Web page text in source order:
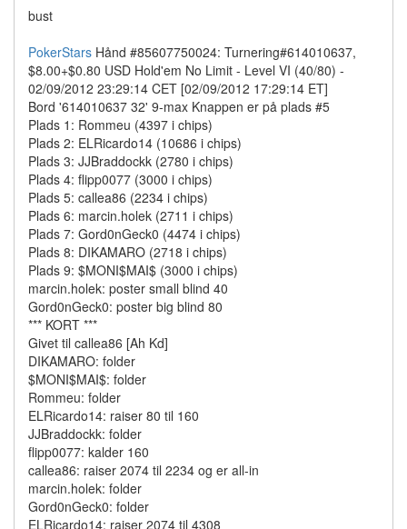
bust
PokerStars Hånd #85607750024: Turnering#614010637,
$8.00+$0.80 USD Hold'em No Limit - Level VI (40/80) -
02/09/2012 23:29:14 CET [02/09/2012 17:29:14 ET]
Bord '614010637 32' 9-max Knappen er på plads #5
Plads 1: Rommeu (4397 i chips)
Plads 2: ELRicardo14 (10686 i chips)
Plads 3: JJBraddockk (2780 i chips)
Plads 4: flipp0077 (3000 i chips)
Plads 5: callea86 (2234 i chips)
Plads 6: marcin.holek (2711 i chips)
Plads 7: Gord0nGeck0 (4474 i chips)
Plads 8: DIKAMARO (2718 i chips)
Plads 9: $MONI$MAI$ (3000 i chips)
marcin.holek: poster small blind 40
Gord0nGeck0: poster big blind 80
*** KORT ***
Givet til callea86 [Ah Kd]
DIKAMARO: folder
$MONI$MAI$: folder
Rommeu: folder
ELRicardo14: raiser 80 til 160
JJBraddockk: folder
flipp0077: kalder 160
callea86: raiser 2074 til 2234 og er all-in
marcin.holek: folder
Gord0nGeck0: folder
ELRicardo14: raiser 2074 til 4308